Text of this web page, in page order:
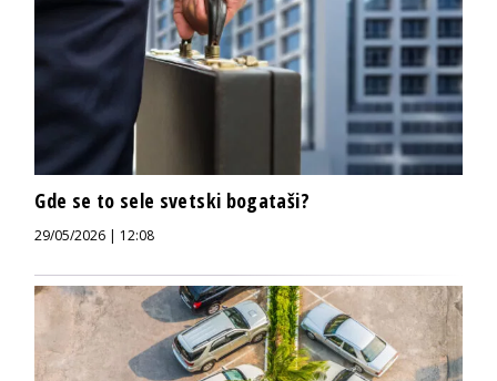
Gde se to sele svetski bogataši?
29/05/2026 | 12:08